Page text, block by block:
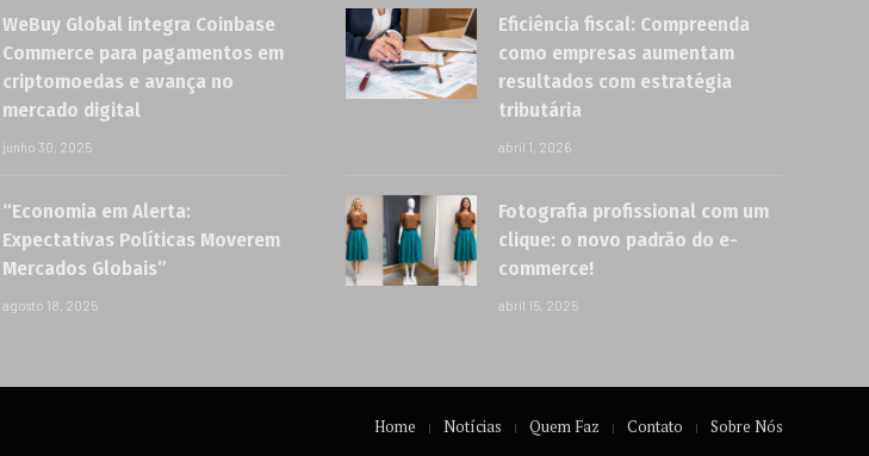
WeBuy Global integra Coinbase
Commerce para pagamentos em
criptomoedas e avança no
mercado digital
junho 30, 2025
“Economia em Alerta:
Expectativas Políticas Moverem
Mercados Globais”
agosto 18, 2025
Eficiência fiscal: Compreenda
como empresas aumentam
resultados com estratégia
tributária
abril 1, 2026
Fotografia profissional com um
clique: o novo padrão do e-
commerce!
abril 15, 2025
Home Notícias Quem Faz Contato Sobre Nós